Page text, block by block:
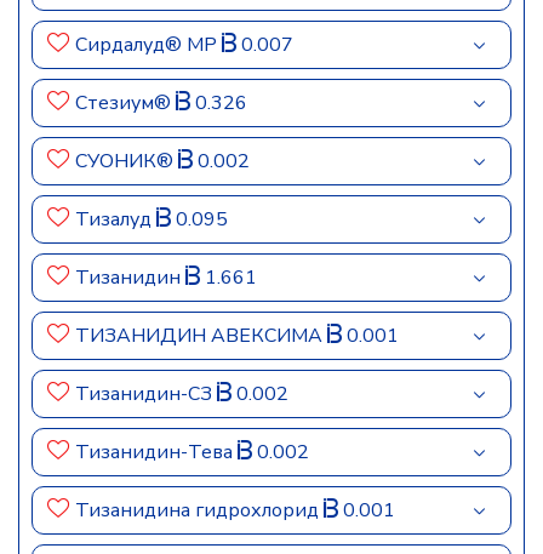
Сирдалуд® МР 0.007
Стезиум® 0.326
СУОНИК® 0.002
Тизалуд 0.095
Тизанидин 1.661
ТИЗАНИДИН АВЕКСИМА 0.001
Тизанидин-СЗ 0.002
Тизанидин-Тева 0.002
Тизанидина гидрохлорид 0.001